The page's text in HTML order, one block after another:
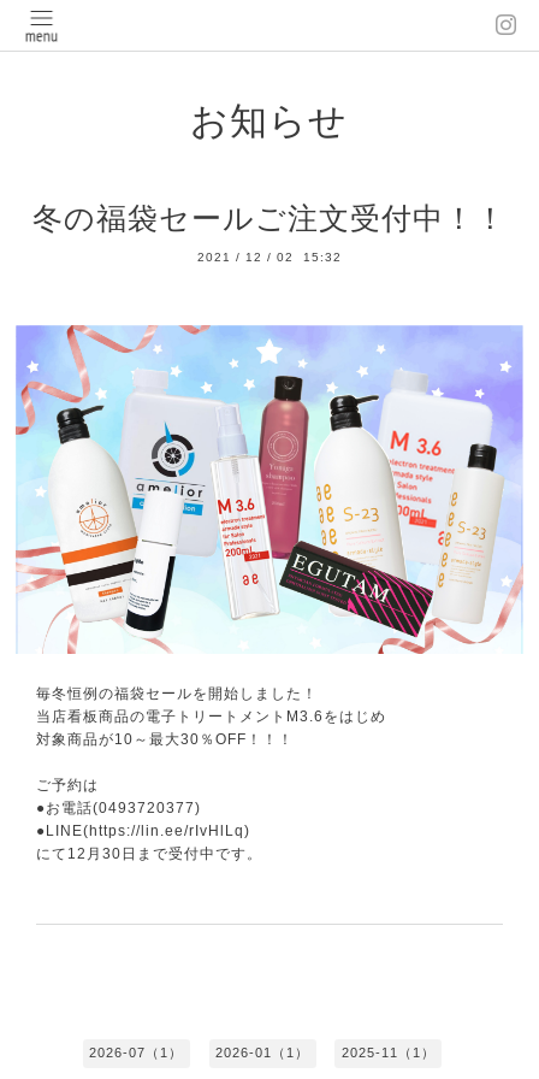
お知らせ
冬の福袋セールご注文受付中！！
2021 / 12 / 02 15:32
毎冬恒例の福袋セールを開始しました！
当店看板商品の電子トリートメントM3.6をはじめ
対象商品が10～最大30％OFF！！！
ご予約は
●お電話(0493720377)
●LINE(https://lin.ee/rIvHlLq)
にて12月30日まで受付中です。
2026-07（1） 2026-01（1） 2025-11（1）